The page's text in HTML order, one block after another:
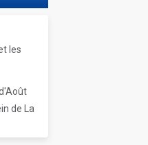
les
de La